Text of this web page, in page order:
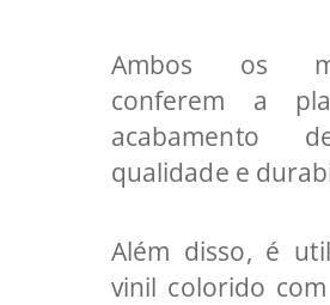
Ambos os
conferem a
acabamento
qualidade e
Além disso, é
vinil colorido